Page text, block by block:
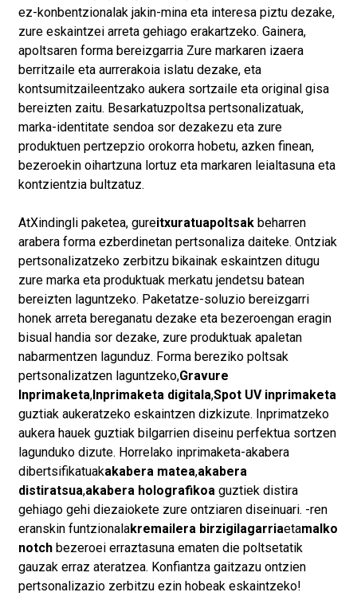
ez-konbentzionalak jakin-mina eta interesa piztu dezake,
zure eskaintzei arreta gehiago erakartzeko. Gainera,
apoltsaren forma bereizgarriaZure markaren izaera
berritzaile eta aurrerakoia islatu dezake, eta
kontsumitzaileentzako aukera sortzaile eta original gisa
bereizten zaitu. Besarkatuzpoltsa pertsonalizatuak,
marka-identitate sendoa sor dezakezu eta zure
produktuen pertzepzio orokorra hobetu, azken finean,
bezeroekin oihartzuna lortuz eta markaren leialtasuna eta
kontzientzia bultzatuz.
AtXindingli paketea, gureitxuratuapoltsakbeharren
arabera forma ezberdinetan pertsonaliza daiteke. Ontziak
pertsonalizatzeko zerbitzu bikainak eskaintzen ditugu
zure marka eta produktuak merkatu jendetsu batean
bereizten laguntzeko. Paketatze-soluzio bereizgarri
honek arreta bereganatu dezake eta bezeroengan eragin
bisual handia sor dezake, zure produktuak apaletan
nabarmentzen lagunduz. Forma bereziko poltsak
pertsonalizatzen laguntzeko,Gravure
Inprimaketa,Inprimaketa digitala,Spot UV inprimaketa
guztiak aukeratzeko eskaintzen dizkizute. Inprimatzeko
aukera hauek guztiak bilgarrien diseinu perfektua sortzen
lagunduko dizute. Horrelako inprimaketa-akabera
dibertsifikatuakakabera matea,akabera
distiratsua,akabera holografikoaguztiek distira
gehiago gehi diezaiokete zure ontziaren diseinuari. -ren
eranskin funtzionalakremailera birzigilagarriaetamalko
notchbezeroei erraztasuna ematen die poltsetatik
gauzak erraz ateratzea. Konfiantza gaitzazu ontzien
pertsonalizazio zerbitzu ezin hobeak eskaintzeko!